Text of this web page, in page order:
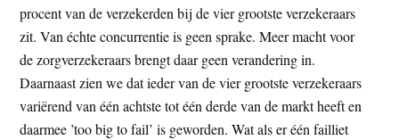
procent van de verzekerden bij de vier grootste verzekeraars
zit. Van échte concurrentie is geen sprake. Meer macht voor
de zorgverzekeraars brengt daar geen verandering in.
Daarnaast zien we dat ieder van de vier grootste verzekeraars
variërend van één achtste tot één derde van de markt heeft en
daarmee ’too big to fail’ is geworden. Wat als er één failliet